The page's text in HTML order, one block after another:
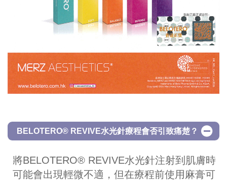
BELOTERO® REVIVE水光針療程會否引致痛楚？
將BELOTERO® REVIVE水光針注射到肌膚時
可能會出現輕微不適，但在療程前使用麻膏可